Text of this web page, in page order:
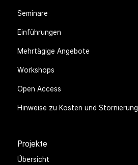
Seminare
Einführungen
Mehrtägige Angebote
Workshops
Open Access
Hinweise zu Kosten und Stornierung
Projekte
Übersicht